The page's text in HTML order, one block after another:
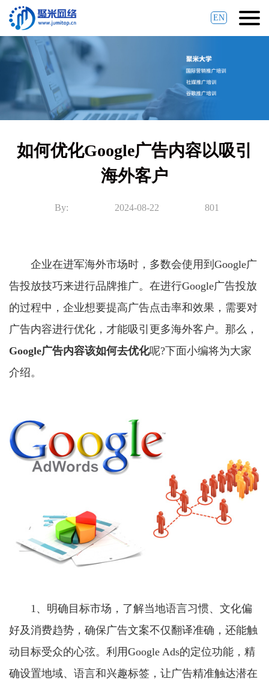
EN
如何优化Google广告内容以吸引
海外客户
By: 2024-08-22 801
企业在进军海外市场时，多数会使用到Google广
告投放技巧来进行品牌推广。在进行Google广告投放
的过程中，企业想要提高广告点击率和效果，需要对
广告内容进行优化，才能吸引更多海外客户。那么，
Google广告内容该如何去优化呢?下面小编将为大家
介绍。
1、明确目标市场，了解当地语言习惯、文化偏
好及消费趋势，确保广告文案不仅翻译准确，还能触
动目标受众的心弦。利用Google Ads的定位功能，精
确设置地域、语言和兴趣标签，让广告精准触达潜在